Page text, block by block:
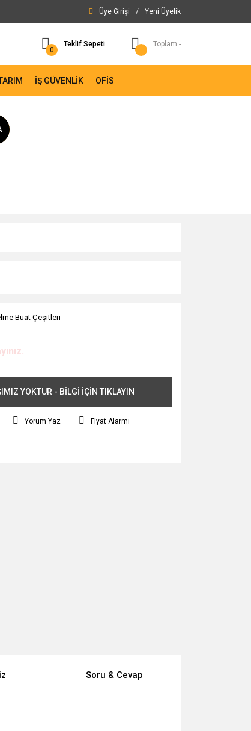
Üye Girişi / Yeni Üyelik
0
Teklif Sepeti Toplam -
İŞ GÜVENLİK OFİS
Buat Çeşitleri
YOKTUR - BİLGİ İÇİN TIKLAYIN
Yorum Yaz Fiyat Alarmı
Soru & Cevap